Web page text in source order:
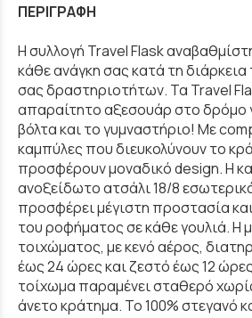
ΠΕΡΙΓΡΑΦΗ
Η συλλογή Travel Flask
κάθε ανάγκη σας κατά τη
σας δραστηριοτήτων. Τα Travel
απαραίτητο αξεσουάρ στο δρόμο
βόλτα και το γυμναστήριο! Με
καμπύλες που διευκολύνουν το
προσφέρουν μοναδικό design. Η
ανοξείδωτο ατσάλι 18/8
προσφέρει μέγιστη προστασία
του ροφήματος σε κάθε γουλιά. Η
τοιχώματος, με κενό αέρος,
έως 24 ώρες και ζεστό έως 12
τοίχωμα παραμένει σταθερό
άνετο κράτημα. Το 100% στεγανό